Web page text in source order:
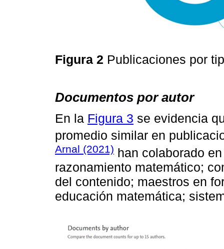
Figura 2 Publicaciones por
Documentos por autor
En la Figura 3 se evidencia
promedio similar en
Arnal (2021) han colaborado
razonamiento matemático;
del contenido; maestros en
educación matemática;